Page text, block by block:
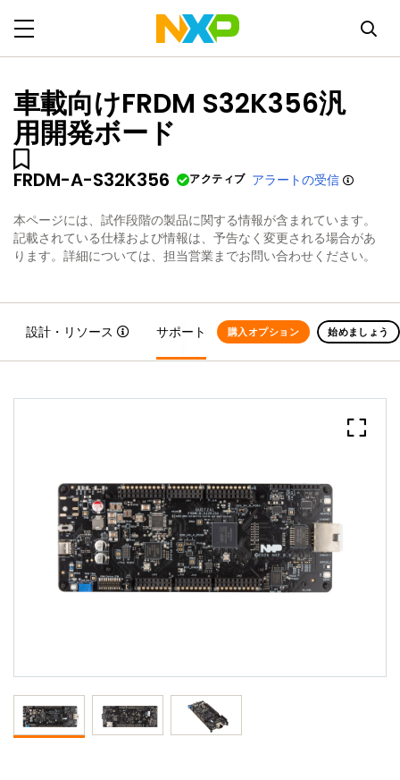
車載向けFRDM S32K356汎
用開発ボード
FRDM-A-S32K356 アクティブ アラートの受信
本ページには、試作段階の製品に関する情報が含まれています。
記載されている仕様および情報は、予告なく変更される場合があ
ります。詳細については、担当営業までお問い合わせください。
設計・リソース サポート 購入オプション 始めましょう